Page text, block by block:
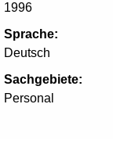
1996
Sprache:
Deutsch
Sachgebiete:
Personal